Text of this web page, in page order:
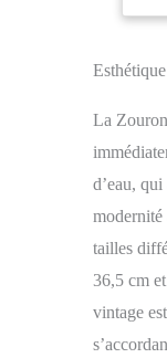
La
d’eau,
modernité
tailles
36,5 cm
vintage